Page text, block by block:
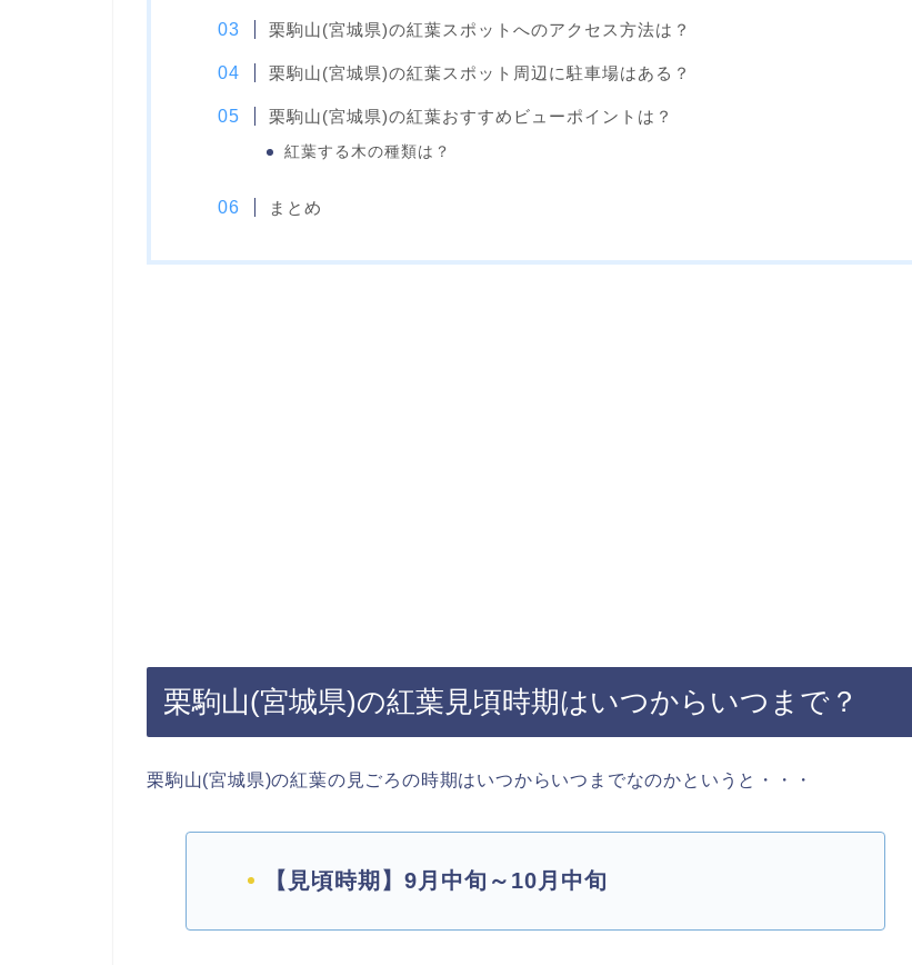
栗駒山(宮城県)の紅葉スポットへのアクセス方法は？
栗駒山(宮城県)の紅葉スポット周辺に駐車場はある？
栗駒山(宮城県)の紅葉おすすめビューポイントは？
紅葉する木の種類は？
まとめ
栗駒山(宮城県)の紅葉見頃時期はいつからいつまで？
栗駒山(宮城県)の紅葉の見ごろの時期はいつからいつまでなのかというと・・・
【見頃時期】9月中旬～10月中旬